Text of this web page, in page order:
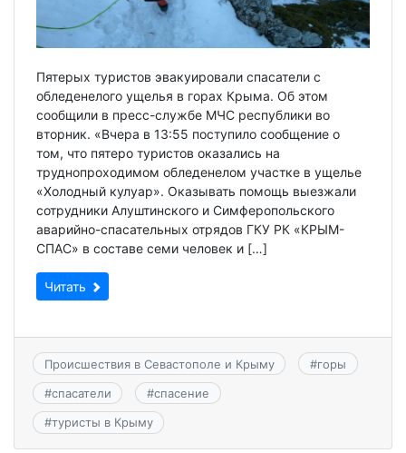
Пятерых туристов эвакуировали спасатели с
обледенелого ущелья в горах Крыма. Об этом
сообщили в пресс-службе МЧС республики во
вторник. «Вчера в 13:55 поступило сообщение о
том, что пятеро туристов оказались на
труднопроходимом обледенелом участке в ущелье
«Холодный кулуар». Оказывать помощь выезжали
сотрудники Алуштинского и Симферопольского
аварийно-спасательных отрядов ГКУ РК «КРЫМ-
СПАС» в составе семи человек и […]
Читать
Происшествия в Севастополе и Крыму #горы
#спасатели #спасение
#туристы в Крыму